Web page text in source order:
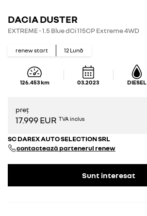
DACIA DUSTER
EXTREME - 1.5 Blue dCi 115CP Extreme 4WD
renew start 12 Lună
126.453km 03.2023 DIESEL
preț
17.999 EUR TVA inclus
SC DAREX AUTO SELECTION SRL
contactează partenerul renew
Sunt interesat